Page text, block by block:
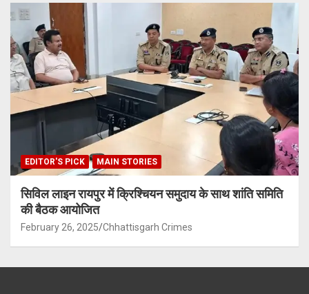
EDITOR'S PICK MAIN STORIES
सिविल लाइन रायपुर में क्रिश्चियन समुदाय के साथ शांति समिति
की बैठक आयोजित
February 26, 2025 Chhattisgarh Crimes